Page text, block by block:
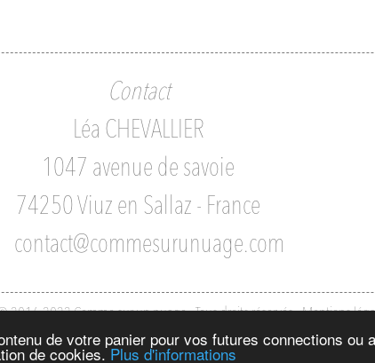
de votre panier pour vos futures connections ou
de cookies.Plus d'informations
Contact
Léa CHEVALLIER
1047 avenue de savoie
74250 Viuz en Sallaz - France
contact@commesurunuage.com
2016-2022 Comme sur un nuage - Tous droits réservés-Mentions